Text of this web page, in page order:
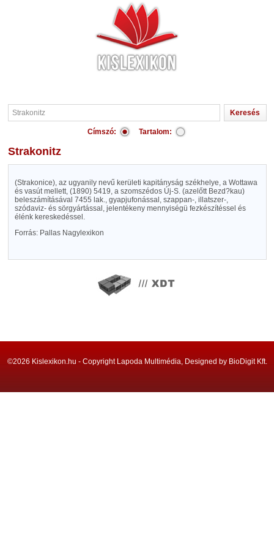
Címszó: Tartalom:
Strakonitz
(Strakonice), az ugyanily nevű kerületi kapitányság székhelye, a Wottawa
és vasút mellett, (1890) 5419, a szomszédos Új-S. (azelőtt Bezd?kau)
beleszámításával 7455 lak., gyapjufonással, szappan-, illatszer-,
szódaviz- és sörgyártással, jelentékeny mennyiségü fezkészítéssel és
élénk kereskedéssel.
Forrás: Pallas Nagylexikon
©2026 Kislexikon.hu - Copyright Lapoda Multimédia, Designed by BioDigit Kft.